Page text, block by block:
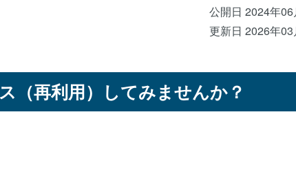
公開日 2024年06
更新日 2026年03
（再利用）してみませんか？